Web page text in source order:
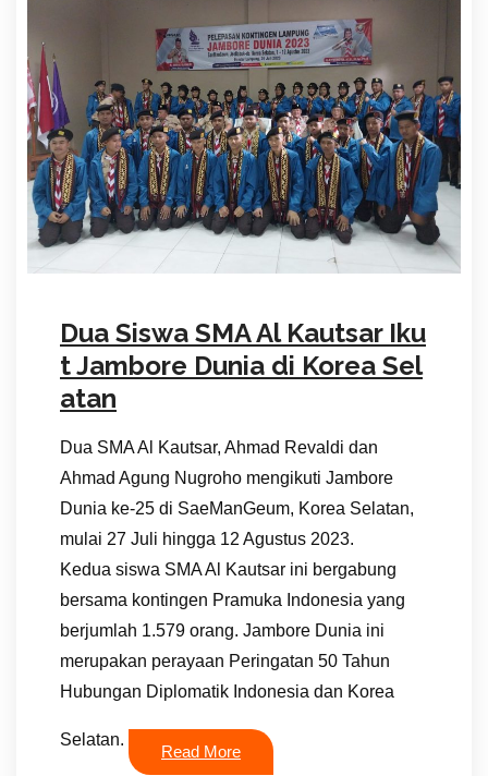
Dua Siswa SMA Al Kautsar Iku
t Jambore Dunia di Korea Sel
atan
Dua SMA Al Kautsar, Ahmad Revaldi dan
Ahmad Agung Nugroho mengikuti Jambore
Dunia ke-25 di SaeManGeum, Korea Selatan,
mulai 27 Juli hingga 12 Agustus 2023.
Kedua siswa SMA Al Kautsar ini bergabung
bersama kontingen Pramuka Indonesia yang
berjumlah 1.579 orang. Jambore Dunia ini
merupakan perayaan Peringatan 50 Tahun
Hubungan Diplomatik Indonesia dan Korea
Selatan.
Read More